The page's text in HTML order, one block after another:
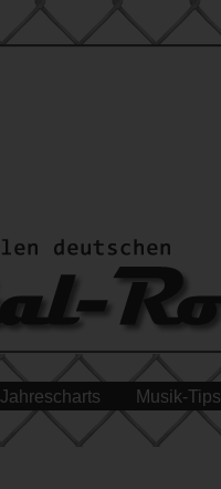
Jahrescharts Musik-Tips